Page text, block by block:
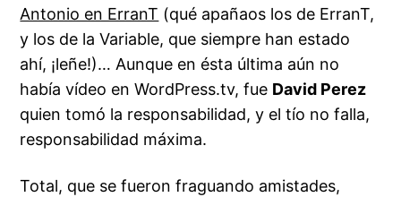
Antonio en ErranT (qué apañaos los de ErranT,
y los de la Variable, que siempre han estado
ahí, ¡leñe!)… Aunque en ésta última aún no
había vídeo en WordPress.tv, fue David Perez
quien tomó la responsabilidad, y el tío no falla,
responsabilidad máxima.
Total, que se fueron fraguando amistades,